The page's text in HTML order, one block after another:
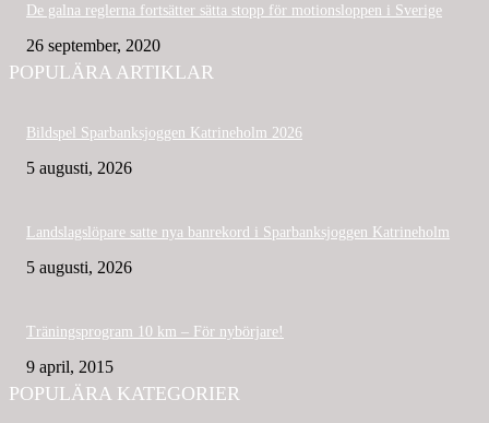
De galna reglerna fortsätter sätta stopp för motionsloppen i Sverige
26 september, 2020
POPULÄRA ARTIKLAR
Bildspel Sparbanksjoggen Katrineholm 2026
5 augusti, 2026
Landslagslöpare satte nya banrekord i Sparbanksjoggen Katrineholm
5 augusti, 2026
Träningsprogram 10 km – För nybörjare!
9 april, 2015
POPULÄRA KATEGORIER